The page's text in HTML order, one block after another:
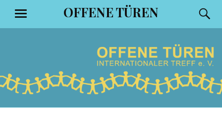
Inhalt
springen
OFFENE TÜREN
MENÜ